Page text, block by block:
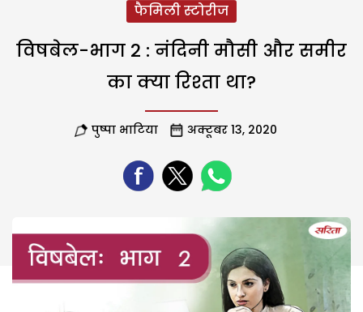
फैमिली स्टोरीज
विषबेल-भाग 2 : नंदिनी मौसी और समीर
का क्या रिश्ता था?
पुष्पा भाटिया अक्टूबर 13, 2020